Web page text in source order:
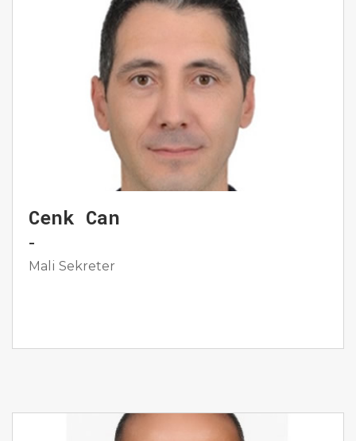
Cenk Can
-
Mali Sekreter